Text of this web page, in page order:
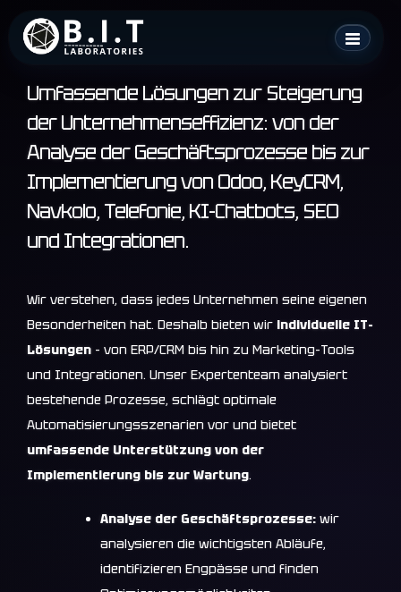
Umfassende Lösungen zur Steigerung
der Unternehmenseffizienz: von der
Analyse der Geschäftsprozesse bis zur
Implementierung von Odoo, KeyCRM,
Navkolo, Telefonie, KI-Chatbots, SEO
und Integrationen.
Wir verstehen, dass jedes Unternehmen seine eigenen
Besonderheiten hat. Deshalb bieten wir individuelle IT-
Lösungen – von ERP/CRM bis hin zu Marketing-Tools
und Integrationen. Unser Expertenteam analysiert
bestehende Prozesse, schlägt optimale
Automatisierungsszenarien vor und bietet
umfassende Unterstützung von der
Implementierung bis zur Wartung.
Analyse der Geschäftsprozesse: wir
analysieren die wichtigsten Abläufe,
identifizieren Engpässe und finden